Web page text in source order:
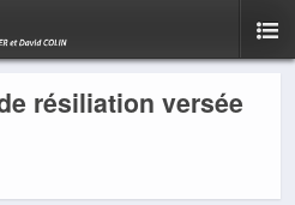
résiliation versée